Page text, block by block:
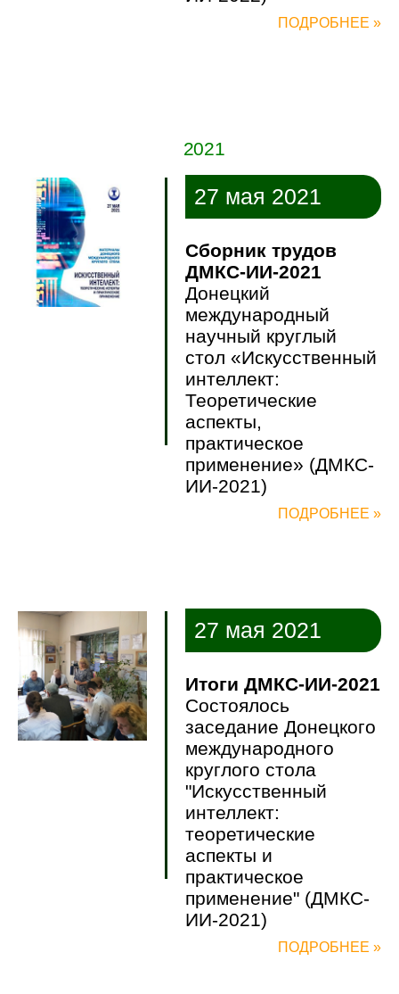
ПОДРОБНЕЕ »
2021
27 мая 2021
Сборник трудов
ДМКС-ИИ-2021
Донецкий
международный
научный круглый
стол «Искусственный
интеллект:
Теоретические
аспекты,
практическое
применение» (ДМКС-
ИИ-2021)
ПОДРОБНЕЕ »
27 мая 2021
Итоги ДМКС-ИИ-2021
Состоялось
заседание Донецкого
международного
круглого стола
"Искусственный
интеллект:
теоретические
аспекты и
практическое
применение" (ДМКС-
ИИ-2021)
ПОДРОБНЕЕ »